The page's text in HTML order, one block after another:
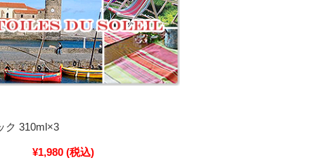
ク 310ml×3
¥1,980 (税込)